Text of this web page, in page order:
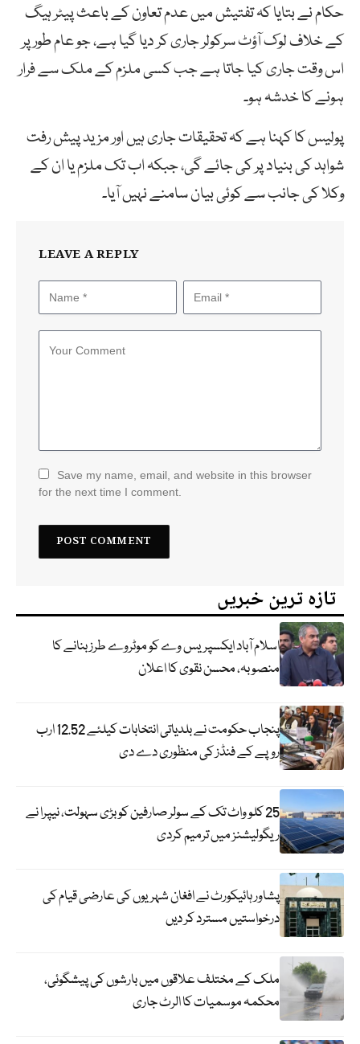
حکام نے بتایا کہ تفتیش میں عدم تعاون کے باعث پیٹر ہیگ
کے خلاف لوک آؤٹ سرکولر جاری کر دیا گیا ہے، جو عام طور پر
اس وقت جاری کیا جاتا ہے جب کسی ملزم کے ملک سے فرار
ہونے کا خدشہ ہو۔
پولیس کا کہنا ہے کہ تحقیقات جاری ہیں اور مزید پیش رفت
شواہد کی بنیاد پر کی جائے گی، جبکہ اب تک ملزم یا ان کے
وکلا کی جانب سے کوئی بیان سامنے نہیں آیا۔
LEAVE A REPLY
Save my name, email, and website in this browser
for the next time I comment.
تازہ ترین خبریں
اسلام آباد ایکسپریس وے کو موٹروے طرز بنانے کا
منصوبہ، محسن نقوی کا اعلان
پنجاب حکومت نے بلدیاتی انتخابات کیلئے 12.52 ارب
روپے کے فنڈز کی منظوری دے دی
25 کلو واٹ تک کے سولر صارفین کو بڑی سہولت، نیپرا نے
ریگولیشنز میں ترمیم کردی
پشاور ہائیکورٹ نے افغان شہریوں کی عارضی قیام کی
درخواستیں مسترد کر دیں
ملک کے مختلف علاقوں میں بارشوں کی پیشگوئی،
محکمہ موسمیات کا الرٹ جاری